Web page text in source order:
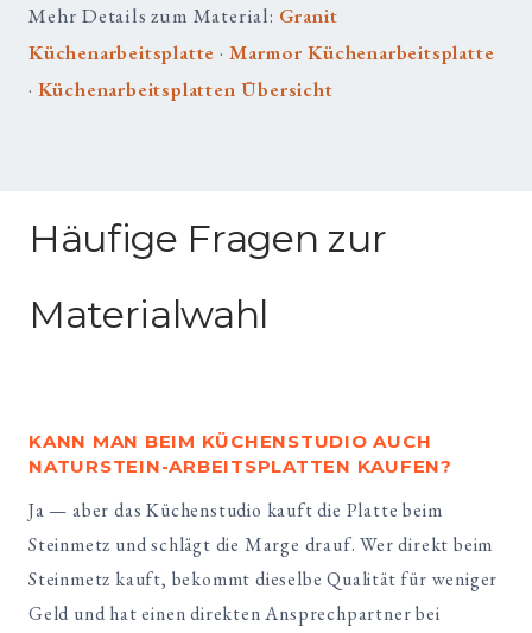
Mehr Details zum Material: Granit
Küchenarbeitsplatte · Marmor Küchenarbeitsplatte
· Küchenarbeitsplatten Übersicht
Häufige Fragen zur
Materialwahl
KANN MAN BEIM KÜCHENSTUDIO AUCH
NATURSTEIN-ARBEITSPLATTEN KAUFEN?
Ja — aber das Küchenstudio kauft die Platte beim
Steinmetz und schlägt die Marge drauf. Wer direkt beim
Steinmetz kauft, bekommt dieselbe Qualität für weniger
Geld und hat einen direkten Ansprechpartner bei